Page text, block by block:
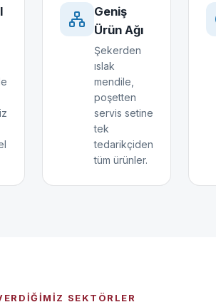
Geniş
Ürün Ağı
Şekerden
ıslak
mendile,
poşetten
servis setine
tek
tedarikçiden
tüm ürünler.
SEKTÖRLER